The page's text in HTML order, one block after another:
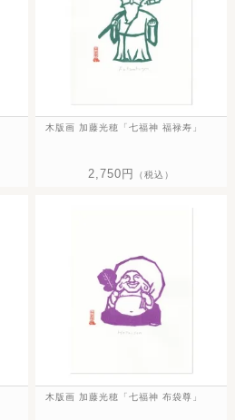
木版画 加藤光穂「七福神 福禄寿」
2,750円 （税込）
木版画 加藤光穂「七福神 布袋尊」